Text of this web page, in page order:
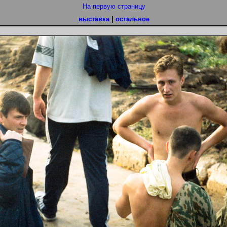
На первую страницу
выставка| остальное